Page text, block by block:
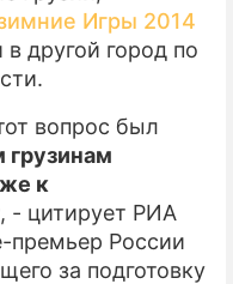
ПРОИСШЕСТВИЯ
СОННИК
СТИЛЬ ЖИЗНИ
СЕРИАЛЫ
ИГРЫ
ПРЕСС-РЕЛИЗЫ
Игры 2014
другой город по
вопрос был
к
, - цитирует РИА
премьер России
за подготовку